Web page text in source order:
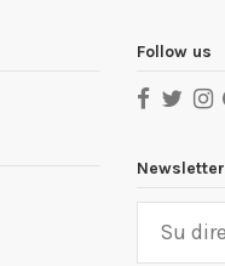
Follow us
Newsletter